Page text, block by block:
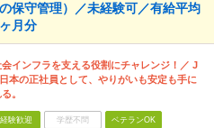
保守管理）／未経験可／有給平均
月分
会インフラを支える役割にチャレンジ！／ J
本の正社員として、やりがいも安定も手に
。
験歓迎 学歴不問 ベテランOK